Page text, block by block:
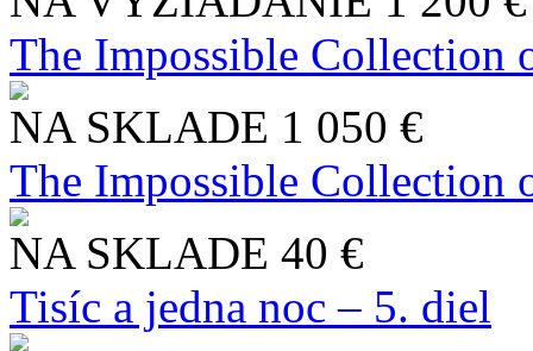
The Impossible Collection
NA SKLADE 1 050 €
The Impossible Collection
NA SKLADE 40 €
Tisíc a jedna noc – 5. diel